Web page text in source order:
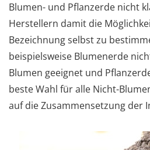
Blumen- und Pflanzerde nicht
Herstellern damit die
Bezeichnung selbst zu
beispielsweise Blumenerde
Blumen geeignet und
beste Wahl für alle Nicht-
auf die Zusammensetzung der